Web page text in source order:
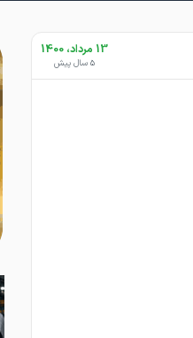
13 مرداد، 1400
5 سال پیش